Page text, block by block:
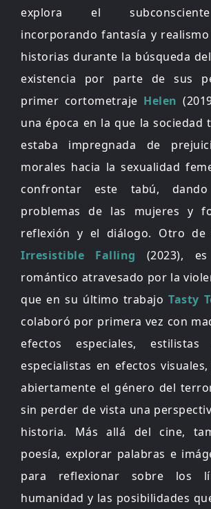
explora el
incorporando fantasía y
historias durante la búsqueda
existencia por parte de sus
primer cortometraje Helen
una época en la que la sociedad
estaba impregnada de
morales hacia la sexualidad
confrontar este tabú,
problemas de las mujeres y
reflexión y el diálogo. Otro de
Irresistible Falling (2023),
romántico atravesado por la
que en su último trabajoTasty
colaboró por primera vez con
efectos especiales,
especialistas en efectos
abiertamente el género del
sin perder de vista una
historia. Más allá del cine,
poesía, explorar palabras e
para reflexionar sobre los
humanidad y las posibilidades